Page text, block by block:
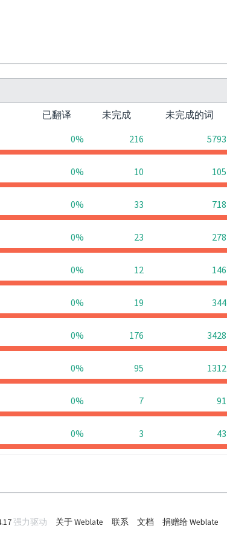
已翻译 未完成 未完成的词
0% 216 5793
0% 10 105
0% 33 718
0% 23 278
0% 12 146
0% 19 344
0% 176 3428
0% 95 1312
0% 7 91
0% 3 43
强力驱动 关于 Weblate 联系 文档 捐赠给 Weblate